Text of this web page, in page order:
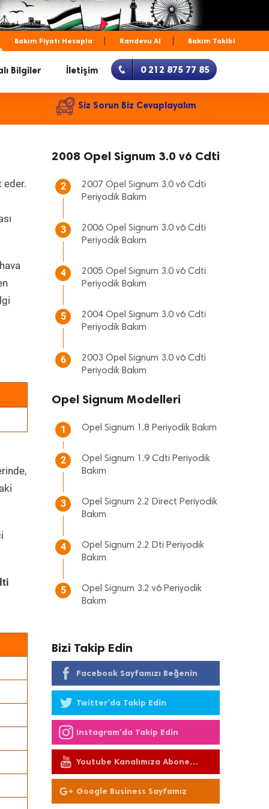
Bakım Fiyatı Hesapla Randevu Al Bakım Takibi
Bilgiler İletişim 0 212 875 77 85
Siz Sorun Biz Cevaplayalım
eder.
2008 Opel Signum 3.0 v6 Cdti
2
2007 Opel Signum 3.0 v6 Cdti
Periyodik Bakım
3
2006 Opel Signum 3.0 v6 Cdti
Periyodik Bakım
4
2005 Opel Signum 3.0 v6 Cdti
Periyodik Bakım
5
2004 Opel Signum 3.0 v6 Cdti
Periyodik Bakım
6
2003 Opel Signum 3.0 v6 Cdti
Periyodik Bakım
Opel Signum Modelleri
1 Opel Signum 1.8 Periyodik Bakım
2
Opel Signum 1.9 Cdti Periyodik
Bakım
3
Opel Signum 2.2 Direct Periyodik
Bakım
4
Opel Signum 2.2 Dti Periyodik
Bakım
5
Opel Signum 3.2 v6 Periyodik
Bakım
Bizi Takip Edin
Facebook Sayfamızı Beğenin
Twitter'da Takip Edin
Instagram'da Takip Edin
Youtube Kanalımıza Abone
Olun
Google Business Sayfamız